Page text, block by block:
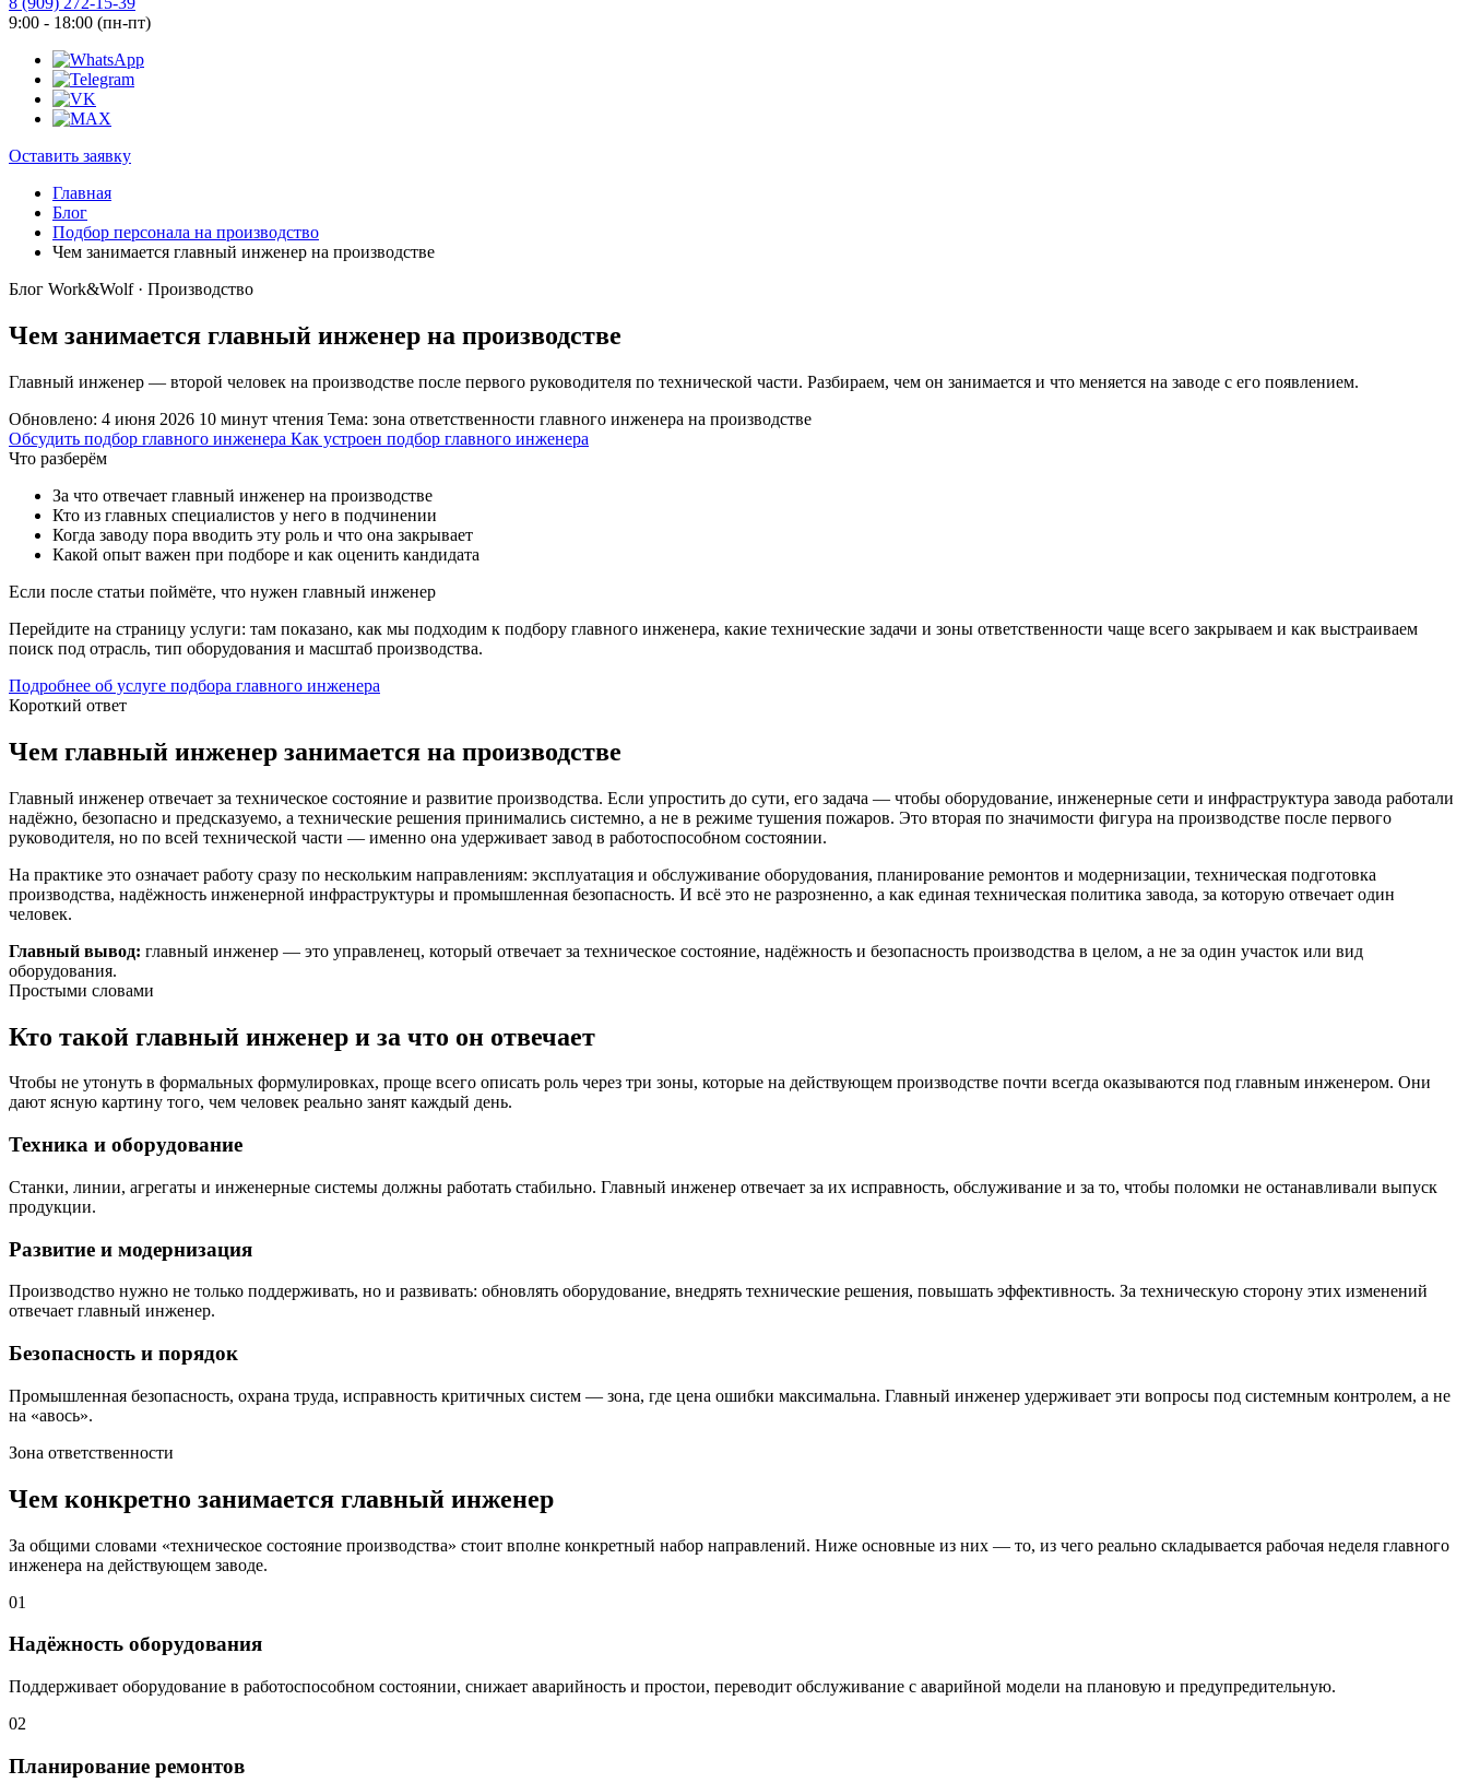
9:00 - 18:00 (пн-пт)
Оставить заявку
Главная
Блог
Подбор персонала на производство
Чем занимается главный инженер на производстве
Блог Work&Wolf · Производство
Чем занимается главный инженер на производстве
Главный инженер — второй человек на производстве после первого руководителя по технической части. Разбираем, чем он занимается и что меняется на заводе с его появлением.
Обновлено: 4 июня 2026 10 минут чтения Тема: зона ответственности главного инженера на производстве
Обсудить подбор главного инженера Как устроен подбор главного инженера
Что разберём
За что отвечает главный инженер на производстве
Кто из главных специалистов у него в подчинении
Когда заводу пора вводить эту роль и что она закрывает
Какой опыт важен при подборе и как оценить кандидата
Если после статьи поймёте, что нужен главный инженер
Перейдите на страницу услуги: там показано, как мы подходим к подбору главного инженера, какие технические задачи и зоны ответственности чаще всего закрываем и как выстраиваем
поиск под отрасль, тип оборудования и масштаб производства.
Подробнее об услуге подбора главного инженера
Короткий ответ
Чем главный инженер занимается на производстве
Главный инженер отвечает за техническое состояние и развитие производства. Если упростить до сути, его задача — чтобы оборудование, инженерные сети и инфраструктура завода работали
надёжно, безопасно и предсказуемо, а технические решения принимались системно, а не в режиме тушения пожаров. Это вторая по значимости фигура на производстве после первого
руководителя, но по всей технической части — именно она удерживает завод в работоспособном состоянии.
На практике это означает работу сразу по нескольким направлениям: эксплуатация и обслуживание оборудования, планирование ремонтов и модернизации, техническая подготовка
производства, надёжность инженерной инфраструктуры и промышленная безопасность. И всё это не разрозненно, а как единая техническая политика завода, за которую отвечает один
человек.
Главный вывод: главный инженер — это управленец, который отвечает за техническое состояние, надёжность и безопасность производства в целом, а не за один участок или вид
оборудования.
Простыми словами
Кто такой главный инженер и за что он отвечает
Чтобы не утонуть в формальных формулировках, проще всего описать роль через три зоны, которые на действующем производстве почти всегда оказываются под главным инженером. Они
дают ясную картину того, чем человек реально занят каждый день.
Техника и оборудование
Станки, линии, агрегаты и инженерные системы должны работать стабильно. Главный инженер отвечает за их исправность, обслуживание и за то, чтобы поломки не останавливали выпуск
продукции.
Развитие и модернизация
Производство нужно не только поддерживать, но и развивать: обновлять оборудование, внедрять технические решения, повышать эффективность. За техническую сторону этих изменений
отвечает главный инженер.
Безопасность и порядок
Промышленная безопасность, охрана труда, исправность критичных систем — зона, где цена ошибки максимальна. Главный инженер удерживает эти вопросы под системным контролем, а не
на «авось».
Зона ответственности
Чем конкретно занимается главный инженер
За общими словами «техническое состояние производства» стоит вполне конкретный набор направлений. Ниже основные из них — то, из чего реально складывается рабочая неделя главного
инженера на действующем заводе.
01
Надёжность оборудования
Поддерживает оборудование в работоспособном состоянии, снижает аварийность и простои, переводит обслуживание с аварийной модели на плановую и предупредительную.
02
Планирование ремонтов